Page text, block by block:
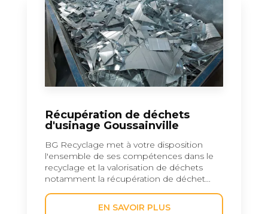
Récupération de déchets
d'usinage Goussainville
BG Recyclage met à votre disposition
l'ensemble de ses compétences dans le
recyclage et la valorisation de déchets
notamment la récupération de déchet...
EN SAVOIR PLUS